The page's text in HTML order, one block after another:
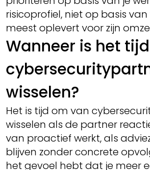
risicoprofiel, niet op basis
meest oplevert voor zijn
Wanneer is het
wisselen?
Het is tijd om van
wisselen als de partner
van proactief werkt, als
blijven zonder concrete
het gevoel hebt dat je meer